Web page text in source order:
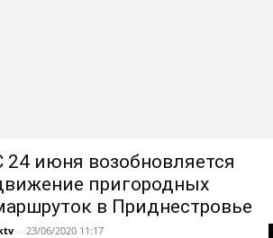
24 июня возобновляется
пригородных
в Приднестровье
- 23/06/2020 11:17